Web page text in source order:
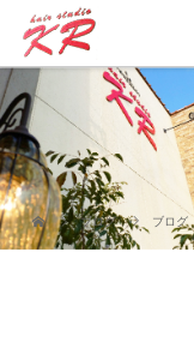
ブログ ブログ